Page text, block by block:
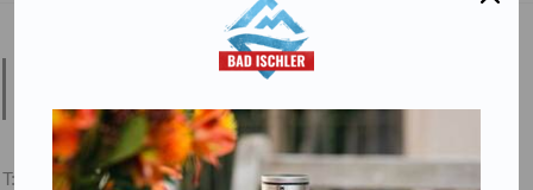
Salinen Austria Aktiengesellschaft
4802 Ebensee am Traunsee,AUSTRIA
T:
+43 676 87812208